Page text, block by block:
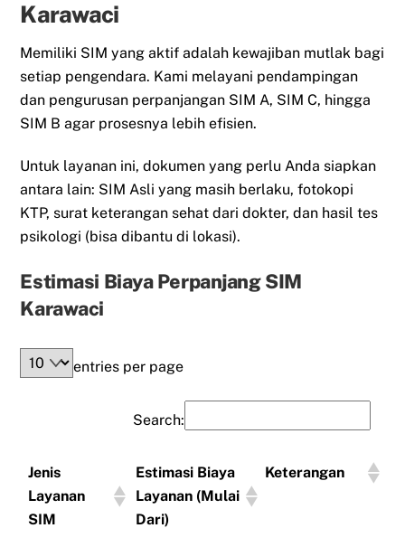
Karawaci
Memiliki SIM yang aktif adalah kewajiban mutlak bagi
setiap pengendara. Kami melayani pendampingan
dan pengurusan perpanjangan SIM A, SIM C, hingga
SIM B agar prosesnya lebih efisien.
Untuk layanan ini, dokumen yang perlu Anda siapkan
antara lain: SIM Asli yang masih berlaku, fotokopi
KTP, surat keterangan sehat dari dokter, dan hasil tes
psikologi (bisa dibantu di lokasi).
Estimasi Biaya Perpanjang SIM
Karawaci
entries per page
Search:
Jenis
Layanan
SIM
Estimasi Biaya
Layanan (Mulai
Dari)
Keterangan